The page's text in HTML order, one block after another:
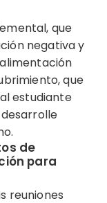
que
negativa y
que
estudiante
de
para
reuniones